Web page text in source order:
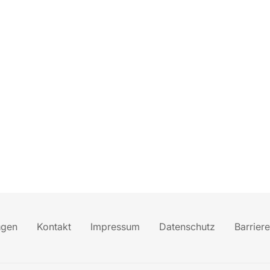
Kontakt Impressum Datenschutz